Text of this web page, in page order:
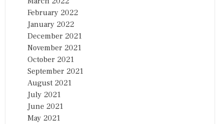
February 2022
January 2022
December 2021
November 2021
October 2021
September 2021
August 2021
July 2021
June 2021
May 2021